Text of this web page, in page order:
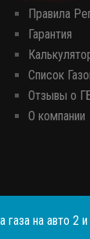
Правила
Гарантия
Список
Отзывы о
О компании
газа на